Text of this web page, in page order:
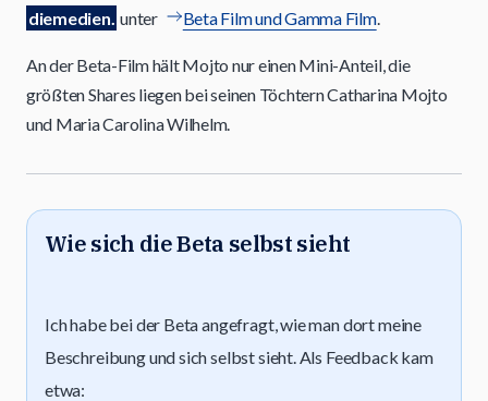
diemedien. unter Beta Film und Gamma Film.
An der Beta-Film hält Mojto nur einen Mini-Anteil, die
größten Shares liegen bei seinen Töchtern Catharina Mojto
und Maria Carolina Wilhelm.
Wie sich die Beta selbst sieht
Ich habe bei der Beta angefragt, wie man dort meine
Beschreibung und sich selbst sieht. Als Feedback kam
etwa: